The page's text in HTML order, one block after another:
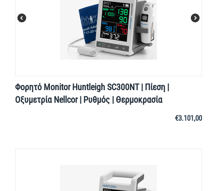
Φορητό Monitor Huntleigh SC300NT | Πίεση |
Οξυμετρία Nellcor | Ρυθμός | Θερμοκρασία
€3.101,00